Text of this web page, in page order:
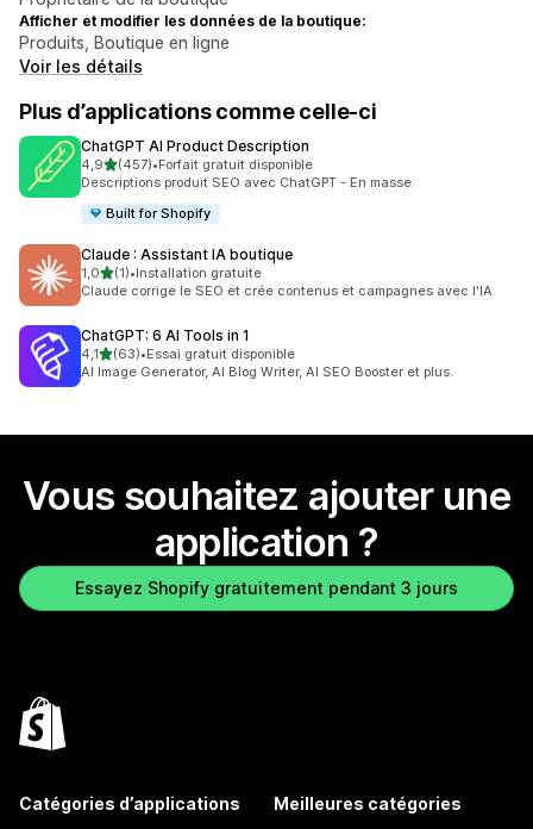
Afficher et modifier les données de la boutique:
Produits, Boutique en ligne
Voir les détails
Plus d’applications comme celle-ci
ChatGPT AI Product Description
4,9étoile(s) sur 5
(457)
457 avis au total
•Forfait gratuit disponible
Descriptions produit SEO avec ChatGPT - En masse
Built for Shopify
Claude : Assistant IA boutique
1,0étoile(s) sur 5
(1)
1 avis au total
•Installation gratuite
Claude corrige le SEO et crée contenus et campagnes avec l'IA
ChatGPT: 6 AI Tools in 1
4,1étoile(s) sur 5
(63)
63 avis au total
•Essai gratuit disponible
AI Image Generator, AI Blog Writer, AI SEO Booster et plus.
Vous souhaitez ajouter une
application ?
Essayez Shopify gratuitement pendant 3 jours
Catégories d’applications Meilleures catégories